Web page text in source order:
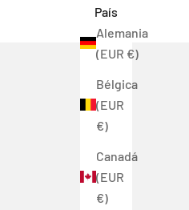
País
Alemania
(EUR €)
Bélgica
(EUR
€)
Canadá
(EUR
€)